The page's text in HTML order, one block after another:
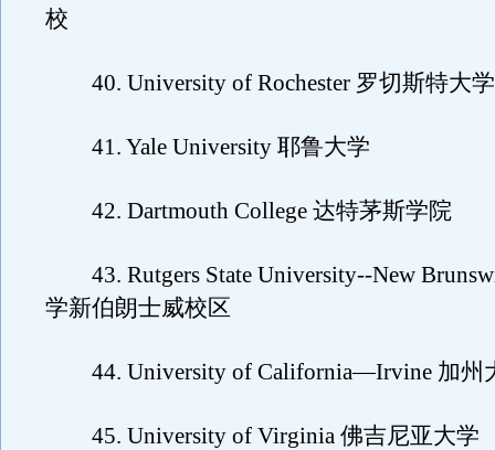
校
40. University of Rochester 罗切斯特大学
41. Yale University 耶鲁大学
42. Dartmouth College 达特茅斯学院
43. Rutgers State University--New
学新伯朗士威校区
44. University of California—Irvine 加州
45. University of Virginia 佛吉尼亚大学